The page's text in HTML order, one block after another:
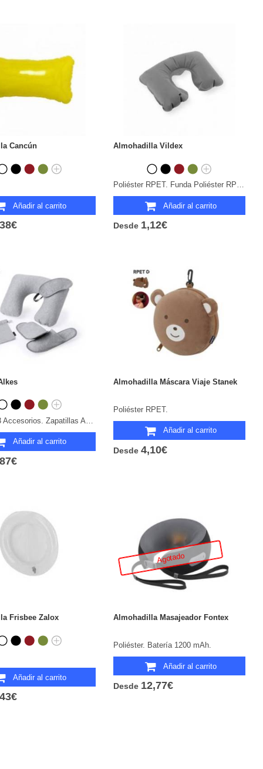
Cancún
Añadir al carrito
Almohadilla Vildex
Poliéster RPET. Funda Poliéster RPET.
Añadir al carrito
Desde 1,12€
Añadir al carrito
Almohadilla Máscara Viaje Stanek
Poliéster RPET.
Añadir al carrito
Desde 4,10€
Frisbee Zalox
Añadir al carrito
Agotado
Almohadilla Masajeador Fontex
Poliéster. Batería 1200 mAh.
Añadir al carrito
Desde 12,77€